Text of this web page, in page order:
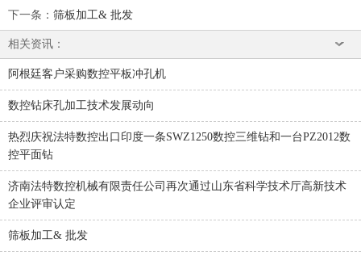
下一条 ： 筛板加工& 批发
相关资讯：
阿根廷客户采购数控平板冲孔机
数控钻床孔加工技术发展动向
热烈庆祝法特数控出口印度一条SWZ1250数控三维钻和一台PZ2012数
控平面钻
济南法特数控机械有限责任公司再次通过山东省科学技术厅高新技术
企业评审认定
筛板加工& 批发